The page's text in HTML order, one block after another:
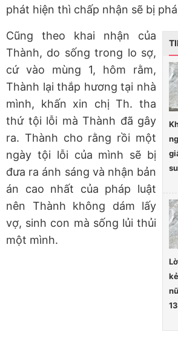
phát hiện thì chấp nhận sẽ bị
Cũng theo khai nhận của
Thành, do sống trong lo sợ,
cứ vào mùng 1, hôm rằm,
Thành lại thắp hương tại nhà
mình, khấn xin chị Th. tha
thứ tội lỗi mà Thành đã gây
ra. Thành cho rằng rồi một
ngày tội lỗi của mình sẽ bị
đưa ra ánh sáng và nhận bản
án cao nhất của pháp luật
nên Thành không dám lấy
vợ, sinh con mà sống lủi thủi
một mình.